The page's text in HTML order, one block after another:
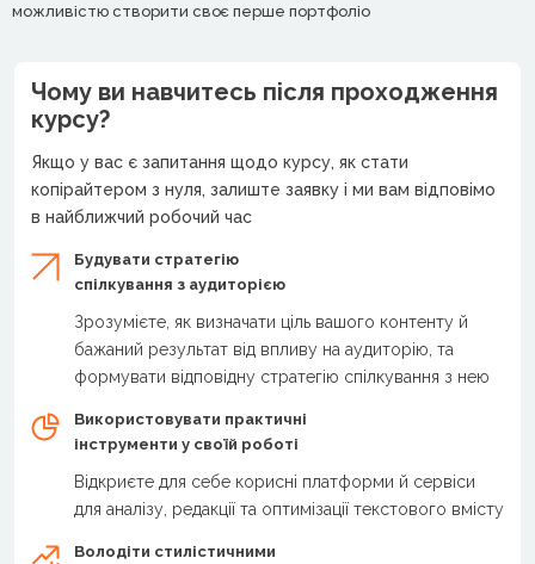
можливістю створити своє перше портфоліо
Чому ви навчитесь після проходження
курсу?
Якщо у вас є запитання щодо курсу, як стати
копірайтером з нуля, залиште заявку і ми вам відповімо
в найближчий робочий час
Будувати стратегію
спілкування з аудиторією
Зрозумієте, як визначати ціль вашого контенту й
бажаний результат від впливу на аудиторію, та
формувати відповідну стратегію спілкування з нею
Використовувати практичні
інструменти у своїй роботі
Відкриєте для себе корисні платформи й сервіси
для аналізу, редакції та оптимізації текстового вмісту
Володіти стилістичними